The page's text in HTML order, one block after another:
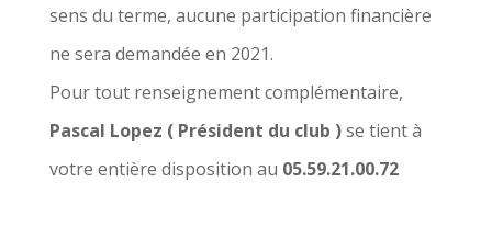
sens du terme, aucune participation financière
ne sera demandée en 2021.
Pour tout renseignement complémentaire,
Pascal Lopez ( Président du club )se tient à
votre entière disposition au 05.59.21.00.72